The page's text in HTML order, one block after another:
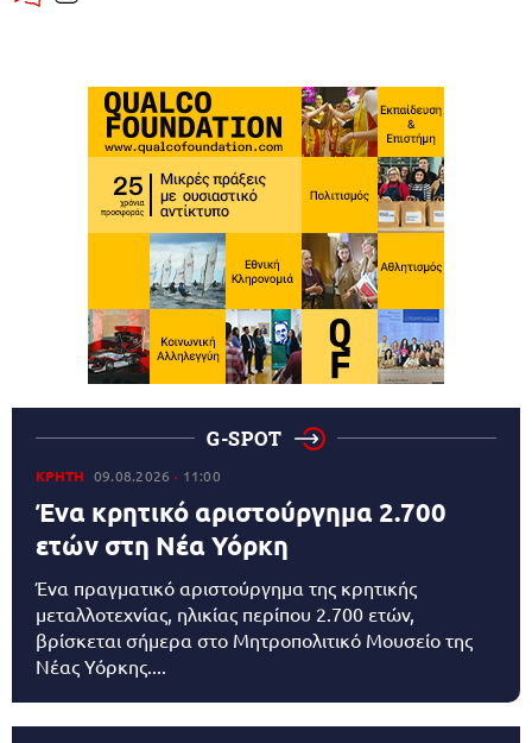
G-SPOT
ΚΡΗΤΗ 09.08.2026 11:00
Ένα κρητικό αριστούργημα 2.700
ετών στη Νέα Υόρκη
Ένα πραγματικό αριστούργημα της κρητικής
μεταλλοτεχνίας, ηλικίας περίπου 2.700 ετών,
βρίσκεται σήμερα στο Μητροπολιτικό Μουσείο της
Νέας Υόρκης....